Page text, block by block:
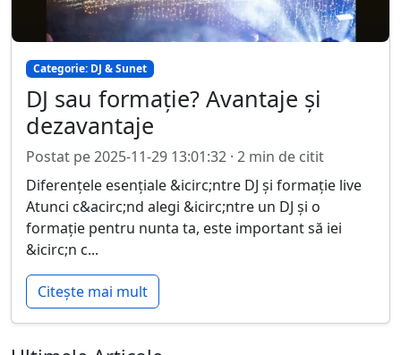
Categorie: DJ & Sunet
DJ sau formație? Avantaje și
dezavantaje
Postat pe 2025-11-29 13:01:32 · 2 min de citit
Diferențele esențiale &icirc;ntre DJ și formație live
Atunci c&acirc;nd alegi &icirc;ntre un DJ și o
formație pentru nunta ta, este important să iei
&icirc;n c...
Citește mai mult